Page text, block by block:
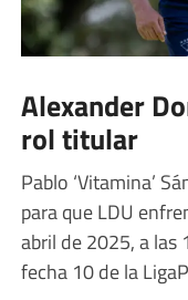
Alexander
rol titular
Pablo ‘Vitamina’
para que LDU
abril de 2025, a las
fecha 10 de la